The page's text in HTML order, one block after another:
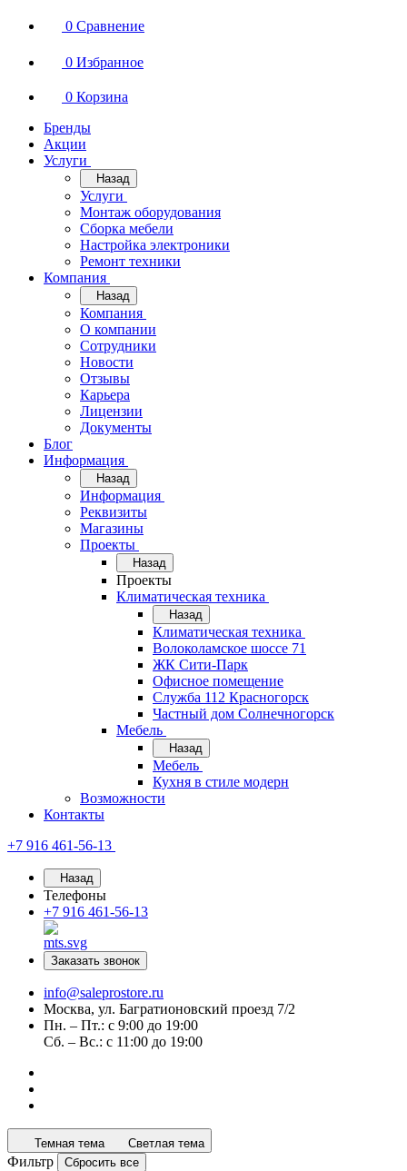
0 Сравнение
0 Избранное
0 Корзина
Бренды
Акции
Услуги
Назад
Услуги
Монтаж оборудования
Сборка мебели
Настройка электроники
Ремонт техники
Компания
Назад
Компания
О компании
Сотрудники
Новости
Отзывы
Карьера
Лицензии
Документы
Блог
Информация
Назад
Информация
Реквизиты
Магазины
Проекты
Назад
Проекты
Климатическая техника
Назад
Климатическая техника
Волоколамское шоссе 71
ЖК Сити-Парк
Офисное помещение
Служба 112 Красногорск
Частный дом Солнечногорск
Мебель
Назад
Мебель
Кухня в стиле модерн
Возможности
Контакты
+7 916 461-56-13
Назад
Телефоны
+7 916 461-56-13
Заказать звонок
info@saleprostore.ru
Москва, ул. Багратионовский проезд 7/2
Пн. – Пт.: с 9:00 до 19:00
Сб. – Вс.: с 11:00 до 19:00
Темная тема Светлая тема
Фильтр Сбросить все